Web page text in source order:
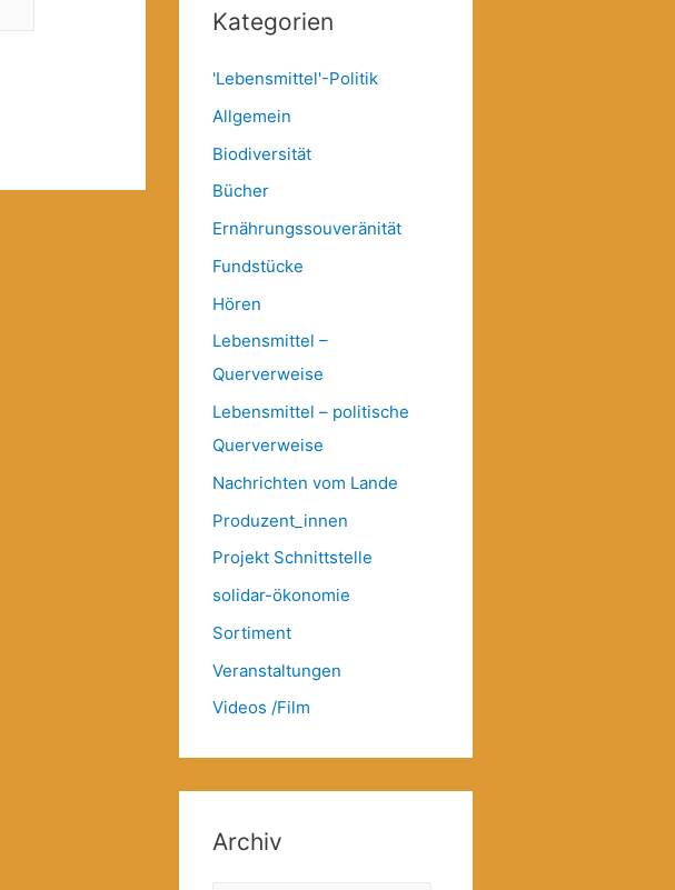
Kategorien
'Lebensmittel'-Politik
Allgemein
Biodiversität
Bücher
Ernährungssouveränität
Fundstücke
Hören
Lebensmittel –
Querverweise
Lebensmittel – politische
Querverweise
Nachrichten vom Lande
Produzent_innen
Projekt Schnittstelle
solidar-ökonomie
Sortiment
Veranstaltungen
Videos /Film
Archiv